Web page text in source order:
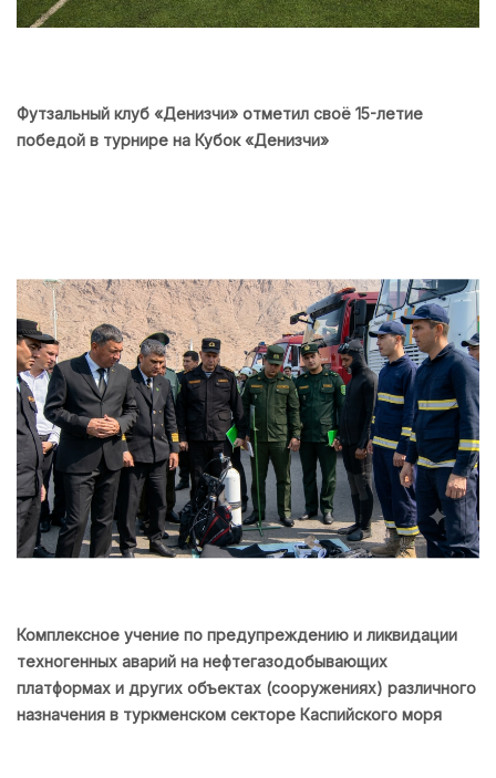
Футзальный клуб «Денизчи» отметил своё 15-летие
победой в турнире на Кубок «Денизчи»
Комплексное учение по предупреждению и ликвидации
техногенных аварий на нефтегазодобывающих
платформах и других объектах (сооружениях) различного
назначения в туркменском секторе Каспийского моря